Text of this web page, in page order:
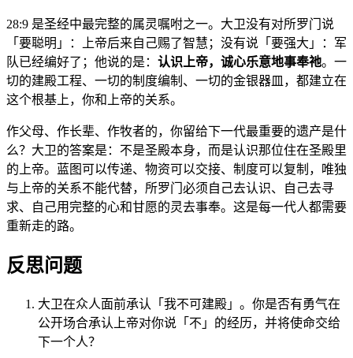
28:9 是圣经中最完整的属灵嘱咐之一。大卫没有对所罗门说
「要聪明」：上帝后来自己赐了智慧；没有说「要强大」：军
队已经编好了；他说的是： 认识上帝，诚心乐意地事奉祂。一
切的建殿工程、一切的制度编制、一切的金银器皿，都建立在
这个根基上，你和上帝的关系。
作父母、作长辈、作牧者的，你留给下一代最重要的遗产是什
么？大卫的答案是：不是圣殿本身，而是认识那位住在圣殿里
的上帝。蓝图可以传递、物资可以交接、制度可以复制，唯独
与上帝的关系不能代替，所罗门必须自己去认识、自己去寻
求、自己用完整的心和甘愿的灵去事奉。这是每一代人都需要
重新走的路。
反思问题
大卫在众人面前承认「我不可建殿」。你是否有勇气在
公开场合承认上帝对你说「不」的经历，并将使命交给
下一个人？